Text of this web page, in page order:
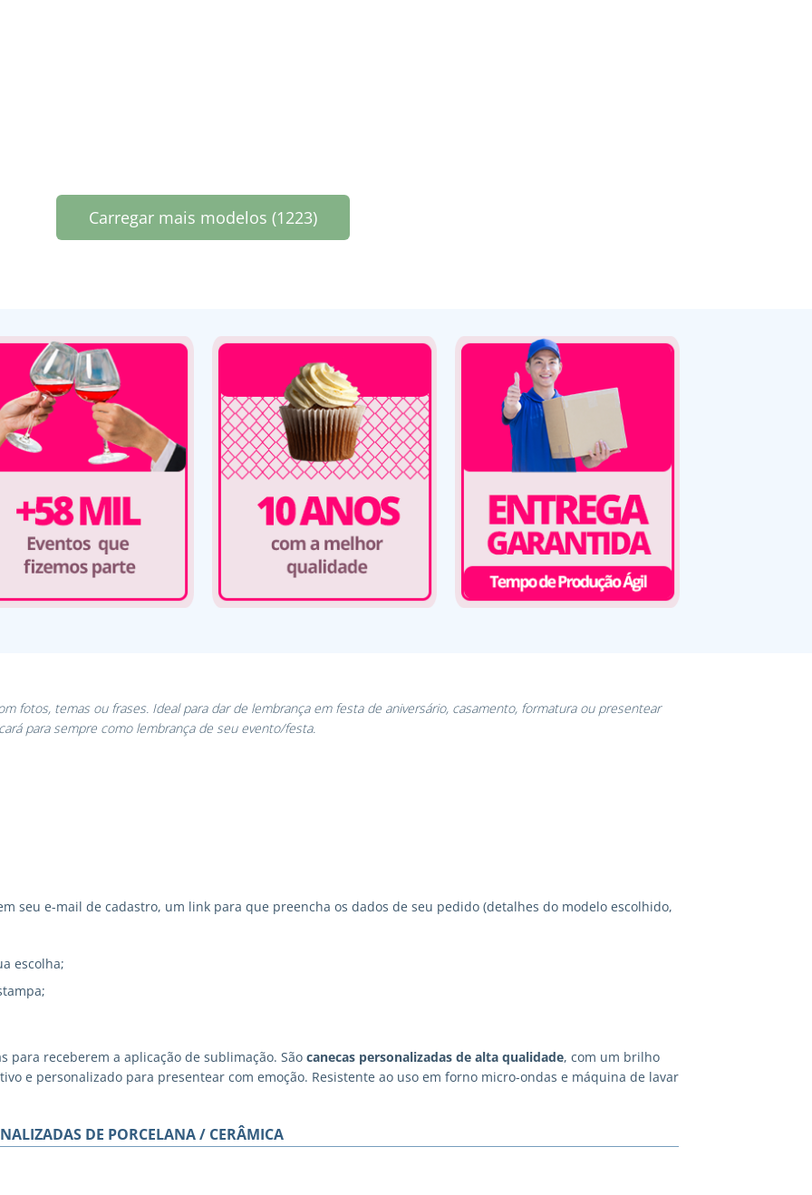
Carregar mais modelos (1223)
fotos, temas ou frases. Ideal para dar de lembrança em festa de aniversário, casamento, formatura ou presentear
para sempre como lembrança de seu evento/festa.
seu e-mail de cadastro, um link para que preencha os dados de seu pedido (detalhes do modelo escolhido,
escolha;
para receberem a aplicação de sublimação. São canecas personalizadas de alta qualidade, com um brilho
e personalizado para presentear com emoção. Resistente ao uso em forno micro-ondas e máquina de lavar
DE PORCELANA / CERÂMICA